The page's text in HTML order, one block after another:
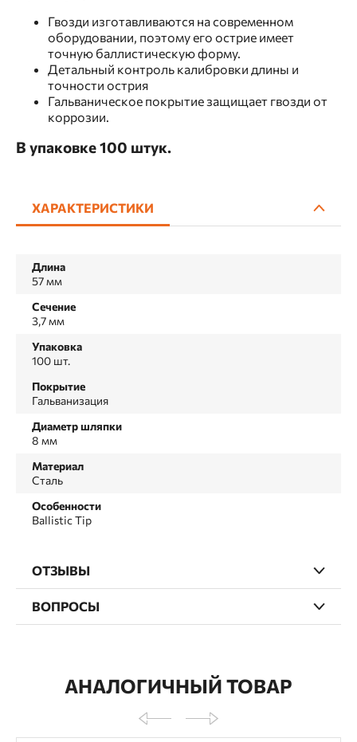
Гвозди изготавливаются на современном
оборудовании, поэтому его острие имеет
точную баллистическую форму.
Детальный контроль калибровки длины и
точности острия
Гальваническое покрытие защищает гвозди от
коррозии.
В упаковке 100 штук.
ХАРАКТЕРИСТИКИ
Длина
57 мм
Сечение
3,7 мм
Упаковка
100 шт.
Покрытие
Гальванизация
Диаметр шляпки
8 мм
Материал
Сталь
Особенности
Ballistic Tip
ОТЗЫВЫ
ВОПРОСЫ
АНАЛОГИЧНЫЙ ТОВАР